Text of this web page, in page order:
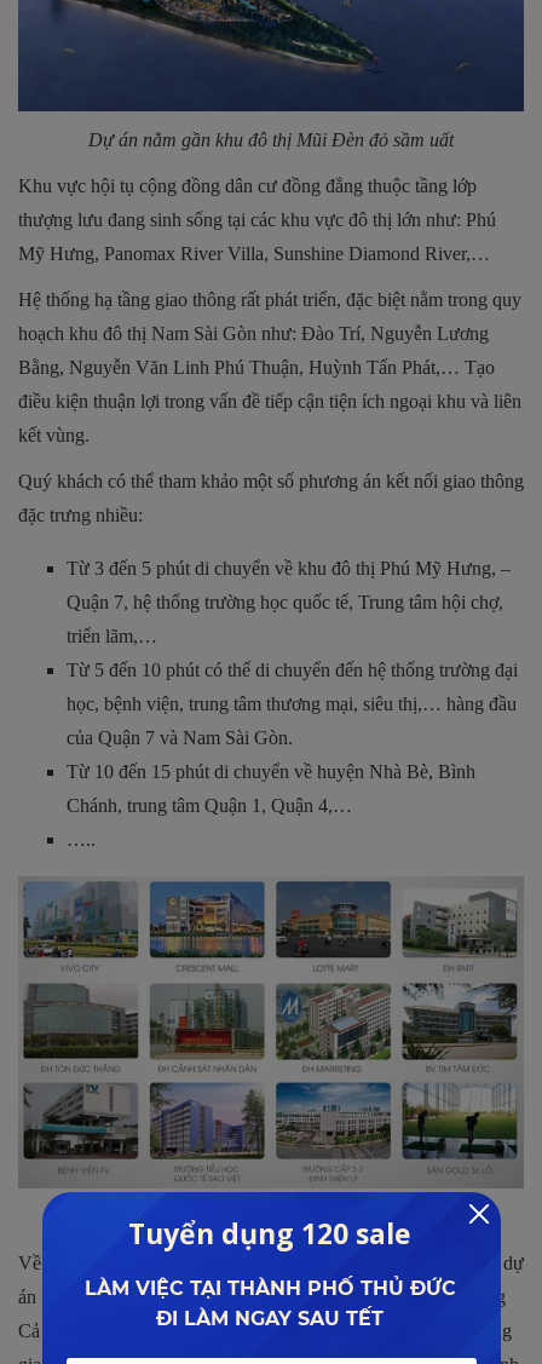
Dự án nằm gần khu đô thị Mũi Đèn đỏ sầm uất
Khu vực hội tụ cộng đồng dân cư đồng đẳng thuộc tầng lớp
thượng lưu đang sinh sống tại các khu vực đô thị lớn như: Phú
Mỹ Hưng, Panomax River Villa, Sunshine Diamond River,…
Hệ thống hạ tầng giao thông rất phát triển, đặc biệt nằm trong quy
hoạch khu đô thị Nam Sài Gòn như: Đào Trí, Nguyễn Lương
Bằng, Nguyễn Văn Linh Phú Thuận, Huỳnh Tấn Phát,… Tạo
điều kiện thuận lợi trong vấn đề tiếp cận tiện ích ngoại khu và liên
kết vùng.
Quý khách có thể tham khảo một số phương án kết nối giao thông
đặc trưng nhiều:
Từ 3 đến 5 phút di chuyển về khu đô thị Phú Mỹ Hưng, –
Quận 7, hệ thống trường học quốc tế, Trung tâm hội chợ,
triển lãm,…
Từ 5 đến 10 phút có thể di chuyển đến hệ thống trường đại
học, bệnh viện, trung tâm thương mại, siêu thị,… hàng đầu
của Quận 7 và Nam Sài Gòn.
Từ 10 đến 15 phút di chuyển về huyện Nhà Bè, Bình
Chánh, trung tâm Quận 1, Quận 4,…
…..
Kết nối dễ dàng với tiện ích ngoại khu
Về chất lượng không gian sống, Quý khách có thể yên tâm bởi dự
án nằm gầnsông Sài Gònvà cách đó không xa là khu vực sông
Cả Cấm. Đi sẽ là những điều kiện cốt lõi để tạo dựng nên không